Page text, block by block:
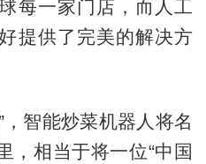
每一家门店，而人工
提供了完美的解决方
，智能炒菜机器人将名
，相当于将一位“中国